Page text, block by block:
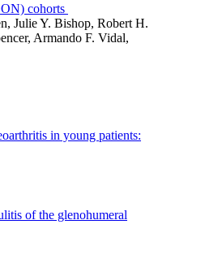
cohorts
Julie Y. Bishop, Robert H.
Armando F. Vidal,
in young patients:
of the glenohumeral